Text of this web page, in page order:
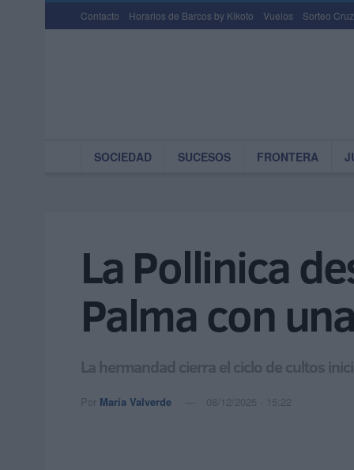
Contacto Horarios de Barcos by Kikoto Vuelos Sorteo
SOCIEDAD SUCESOS FRONTERA
La Pollinica
Palma con
La hermandad cierra el ciclo de cultos
Por María Valverde 08/12/2025 - 15:22